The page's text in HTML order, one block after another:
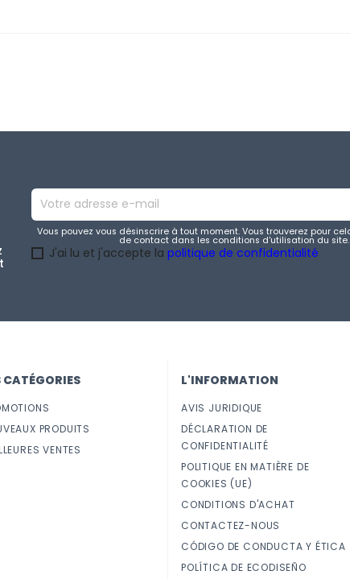
Vous pouvez vous désinscrire à tout moment. Vous trouverez pour
de contact dans les conditions d'utilisation du site.
J'ai lu et j'accepte la politique de confidentialité
CATÉGORIES
PRODUITS
VENTES
L'INFORMATION
AVIS JURIDIQUE
DÉCLARATION DE
CONFIDENTIALITÉ
POLITIQUE EN MATIÈRE DE
COOKIES (UE)
CONDITIONS D'ACHAT
CONTACTEZ-NOUS
CÓDIGO DE CONDUCTA Y ÉTICA
POLÍTICA DE ECODISEÑO